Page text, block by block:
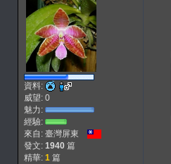
資料:
威望: 0
魅力:
經驗:
來自: 臺灣屏東
發文: 1940篇
精華: 1篇